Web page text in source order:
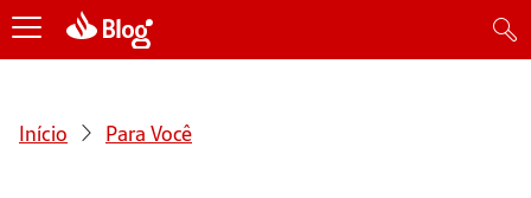
Início Para Você